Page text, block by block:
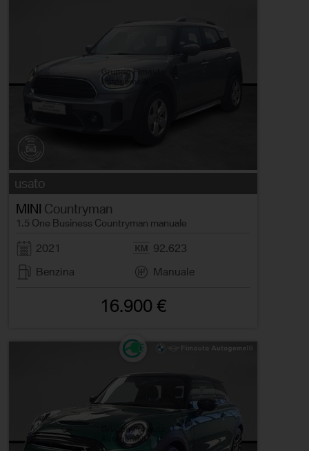
usato
MINI Countryman
1.5 One Business Countryman manuale
2021
92.623
Benzina
Manuale
16.900 €